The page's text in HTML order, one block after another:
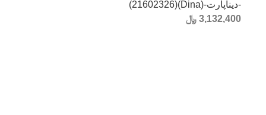
-دیناپارت-(Dina)(21602326)
3,132,400 ﷼